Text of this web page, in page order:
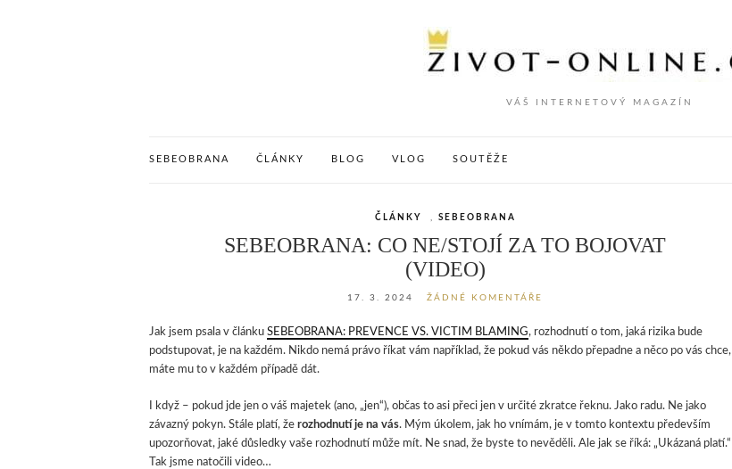
VÁŠ INTERNETOVÝ MAGAZÍN
SEBEOBRANA ČLÁNKY BLOG VLOG SOUTĚŽE
ČLÁNKY , SEBEOBRANA
SEBEOBRANA: CO NE/STOJÍ ZA TO BOJOVAT
(VIDEO)
17. 3. 2024 ŽÁDNÉ KOMENTÁŘE
Jak jsem psala v článku SEBEOBRANA: PREVENCE VS. VICTIM BLAMING, rozhodnutí o tom, jaká rizika bude
podstupovat, je na každém. Nikdo nemá právo říkat vám například, že pokud vás někdo přepadne a něco po vás chce,
máte mu to v každém případě dát.
I když – pokud jde jen o váš majetek (ano, „jen“), občas to asi přeci jen v určité zkratce řeknu. Jako radu. Ne jako
závazný pokyn. Stále platí, že rozhodnutí je na vás. Mým úkolem, jak ho vnímám, je v tomto kontextu především
upozorňovat, jaké důsledky vaše rozhodnutí může mít. Ne snad, že byste to nevěděli. Ale jak se říká: „Ukázaná platí.“
Tak jsme natočili video…